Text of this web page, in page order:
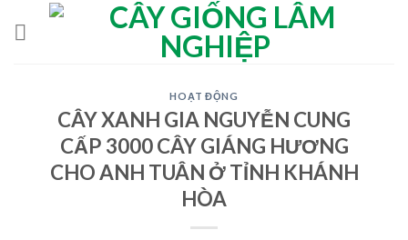
HOẠT ĐỘNG
CÂY XANH GIA NGUYỄN CUNG
CẤP 3000 CÂY GIÁNG HƯƠNG
CHO ANH TUÂN Ở TỈNH KHÁNH
HÒA